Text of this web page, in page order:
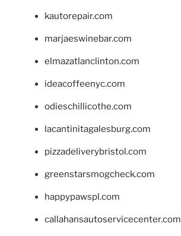
kautorepair.com
marjaeswinebar.com
elmazatlanclinton.com
ideacoffeenyc.com
odieschillicothe.com
lacantinitagalesburg.com
pizzadeliverybristol.com
greenstarsmogcheck.com
happypawspl.com
callahansautoservicecenter.com